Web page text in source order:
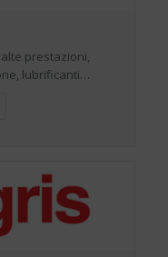
prestazioni,
lubrificanti…